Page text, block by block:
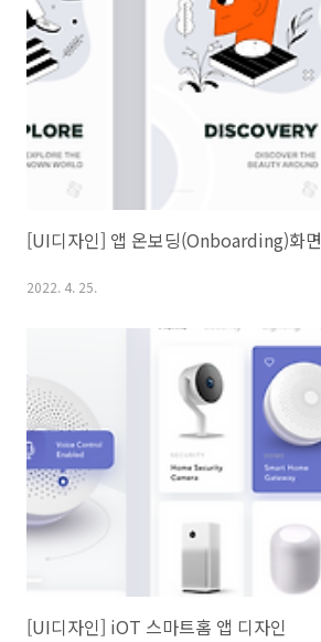
[UI디자인] 앱 온보딩(Onboarding)화면
2022. 4. 25.
[UI디자인] iOT 스마트홈 앱 디자인